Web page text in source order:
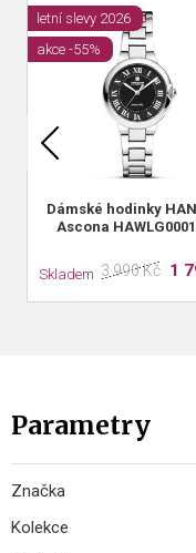
Dámské hodinky
Ascona
letní slevy 2026
akce -55%
Skladem 3 990 Kč 1
Parametry
Značka
Kolekce